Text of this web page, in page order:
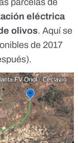
parcelas de
eléctrica
olivos. Aquí se
de 2017
.